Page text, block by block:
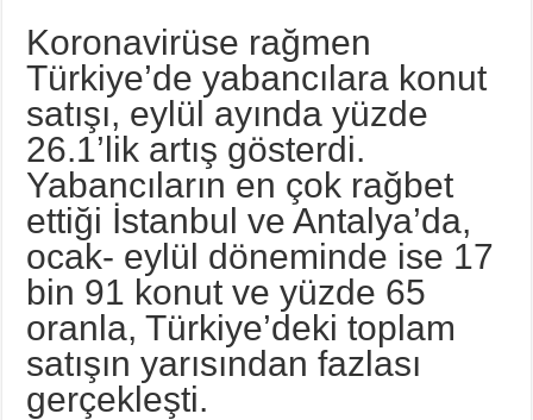
Koronavirüse rağmen
Türkiye’de yabancılara konut
satışı, eylül ayında yüzde
26.1’lik artış gösterdi.
Yabancıların en çok rağbet
ettiği İstanbul ve Antalya’da,
ocak- eylül döneminde ise 17
bin 91 konut ve yüzde 65
oranla, Türkiye’deki toplam
satışın yarısından fazlası
gerçekleşti.